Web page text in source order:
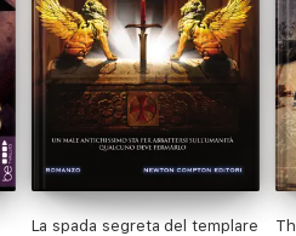
La spada segreta del templare